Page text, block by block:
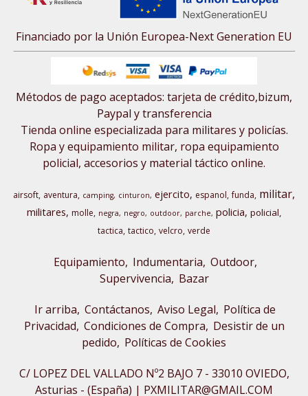
Financiado por la Unión Europea-Next Generation EU
Métodos de pago aceptados: tarjeta de crédito,bizum,
Paypal y transferencia
Tienda online especializada para militares y policías.
Ropa y equipamiento militar, ropa equipamiento
policial, accesorios y material táctico online.
airsoft aventura camping cinturon ejercito espanol funda militar
militares molle negra negro outdoor parche policia policial
tactica tactico velcro verde
Equipamiento Indumentaria Outdoor,
Supervivencia Bazar
Ir arriba Contáctanos Aviso Legal Política de
Privacidad Condiciones de Compra Desistir de un
pedido Políticas de Cookies
C/ LOPEZ DEL VALLADO Nº2 BAJO 7 - 33010 OVIEDO,
Asturias - (España) | PXMILITAR@GMAIL.COM